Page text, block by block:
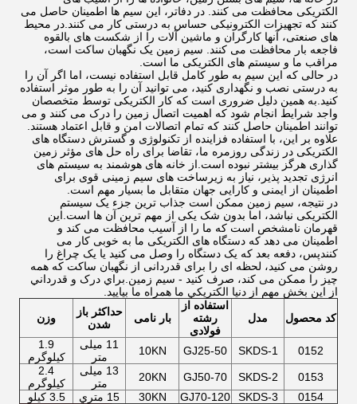
الکتریکی محافظت می کنند. در دفاتر، این سیم ها اطمینان حاصل می
کنند که تجهیزات الکترونیکی حساس به درستی کار می کنند.در محیط
های صنعتی، آنها کارگران و ماشین آلات را از شکست های بالقوه
فاجعه بار محافظت می کنند. سیم زمین یک نگهبان ساکت است،
مراقب ما و سیستم های الکتریکی ما است.
در حالی که این سیم به طور کامل قابل استفاده نیست، اما اگر آن را
به درستی نصب و نگهداری کنید، می توانید آن را به طور موثر استفاده
کنید.به همین دلیل ضروری است که کار الکتریکی توسط متخصصان
واجد شرایط انجام شود که اهمیت اتصال زمین را درک می کنند و می
توانند اطمینان حاصل کنند که تمام اتصالات امن و قابل اعتماد هستند.
علاوه بر این، با استفاده فزاینده از تکنولوژی و گسترش دستگاه های
الکتریکی در زندگی روزمره ما، تقاضا برای راه حل های مؤثر زمین
گذاری هرگز بیشتر نبوده است.از خانه های هوشمند به سیستم های
انرژی تجدید پذیر، نیاز به زیرساخت های سیم زمینی قوی برای
اطمینان از ایمنی و کارایی جهان متقابل ما بسیار مهم است.
در نتیجه، سیم زمین ممکن است جذاب ترین جزء یک سیستم
الکتریکی نباشد، اما بدون شک یکی از مهم ترین آن ها است.این
قهرمان نامشخص است که ما را از آسیب محافظت می کند و
اطمینان می دهد که دستگاه های الکتریکی ما به خوبی کار می
کنندپس، دفعه بعد که یک دستگاه را وصل می کنید یا یک چراغ را
روشن می کنید، لحظه ای را برای قدردانی از نگهبان ساکت که همه
چیز را ممکن می کند، صرف کنید - سیم زمین.براي درک و قدرداني
از اين بخش مهم از دنيا الکتريکي ما همراه ما بياييد.
کد محصول مدل
استفاده از
رشته
فولادی
بار نامی
حداکثر باز
شدن
وزن
0152
SKDS-1
GJ25-50
10KN
11 میلی
متر
1.9
کيلوگرم
0153
SKDS-2
GJ50-70
20KN
13 میلی
متر
2.4
کيلوگرم
0154
SKDS-3
GJ70-120
30KN 15 متري 3.5 کیلو